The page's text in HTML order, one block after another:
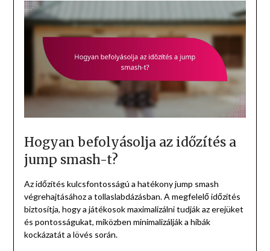
Hogyan befolyásolja az időzítés a
jump smash-t?
Az időzítés kulcsfontosságú a hatékony jump smash
végrehajtásához a tollaslabdázásban. A megfelelő időzítés
biztosítja, hogy a játékosok maximalizálni tudják az erejüket
és pontosságukat, miközben minimalizálják a hibák
kockázatát a lövés során.